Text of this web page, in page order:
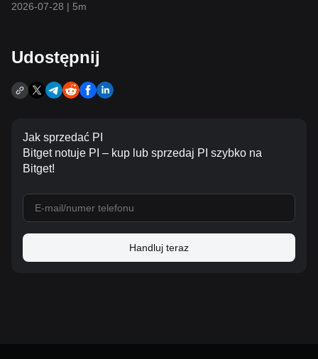
2026-07-28 | 5m
Udostępnij
Jak sprzedać PI
Bitget notuje PI – kup lub sprzedaj PI szybko na
Bitget!
Handluj teraz